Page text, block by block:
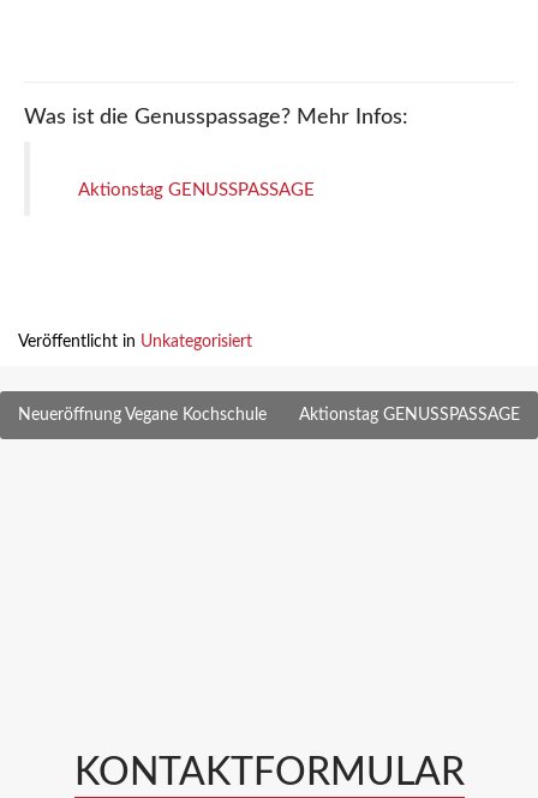
Was ist die Genusspassage? Mehr Infos:
Aktionstag GENUSSPASSAGE
Veröffentlicht in Unkategorisiert
Beitragsnavigation
Neueröffnung Vegane Kochschule Aktionstag GENUSSPASSAGE
KONTAKTFORMULAR